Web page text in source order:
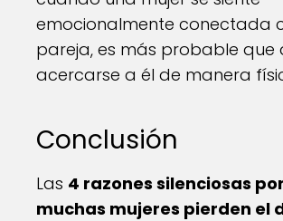
emocionalmente conectada
pareja, es más probable que
acercarse a él de manera
Conclusión
Las 4 razones silenciosas
muchas mujeres pierden el